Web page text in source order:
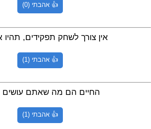
👍 אהבתי (0)
אין צורך לשחק תפקידים, תהיו
👍 אהבתי (1)
החיים הם מה שאתם
👍 אהבתי (1)